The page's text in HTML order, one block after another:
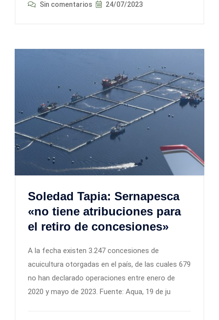
Sin comentarios 24/07/2023
Soledad Tapia: Sernapesca
«no tiene atribuciones para
el retiro de concesiones»
A la fecha existen 3.247 concesiones de
acuicultura otorgadas en el país, de las cuales 679
no han declarado operaciones entre enero de
2020 y mayo de 2023. Fuente: Aqua, 19 de ju